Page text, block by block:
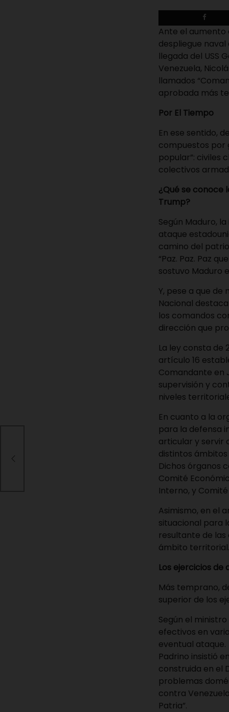
Ante el aumento
despliegue naval
llegada del USS
Venezuela,
llamados
aprobada más
Por El Tiempo
En ese sentido,
compuestos por
popular”: civiles
colectivos
¿Qué se conoce
Trump?
Según Maduro,
ataque
camino del
“Paz. Paz. Paz
sostuvo Maduro
Y, pese a que
Nacional
los comandos
dirección que
La ley consta de
artículo 16
Comandante en
supervisión y
niveles
En cuanto a la
para la defensa
articular y servir
distintos
Dichos órganos
Comité
Interno, y
Asimismo, en el
situacional para
resultante de
ámbito
Los ejercicios de
Más temprano,
superior de los
Según el
efectivos en
eventual ataque.
Padrino insistió
construida en el
problemas
contra
Patria”.